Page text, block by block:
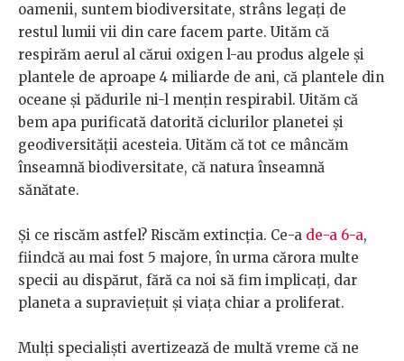
oamenii, suntem biodiversitate, strâns legați de
restul lumii vii din care facem parte. Uităm că
respirăm aerul al cărui oxigen l-au produs algele și
plantele de aproape 4 miliarde de ani, că plantele din
oceane și pădurile ni-l mențin respirabil. Uităm că
bem apa purificată datorită ciclurilor planetei și
geodiversității acesteia. Uităm că tot ce mâncăm
înseamnă biodiversitate, că natura înseamnă
sănătate.
Și ce riscăm astfel? Riscăm extincția. Ce-a de-a 6-a,
fiindcă au mai fost 5 majore, în urma cărora multe
specii au dispărut, fără ca noi să fim implicați, dar
planeta a supraviețuit și viața chiar a proliferat.
Mulți specialiști avertizează de multă vreme că ne